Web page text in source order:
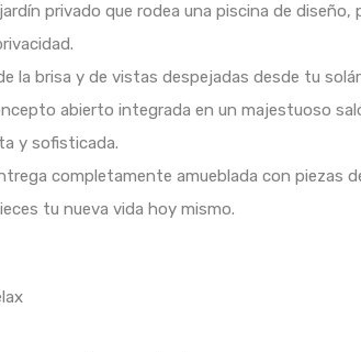
privado que rodea una piscina de
la brisa y de vistas despejadas desde tu
abierto integrada en un majestuoso
y sofisticada.
completamente amueblada con piezas
tu nueva vida hoy mismo.